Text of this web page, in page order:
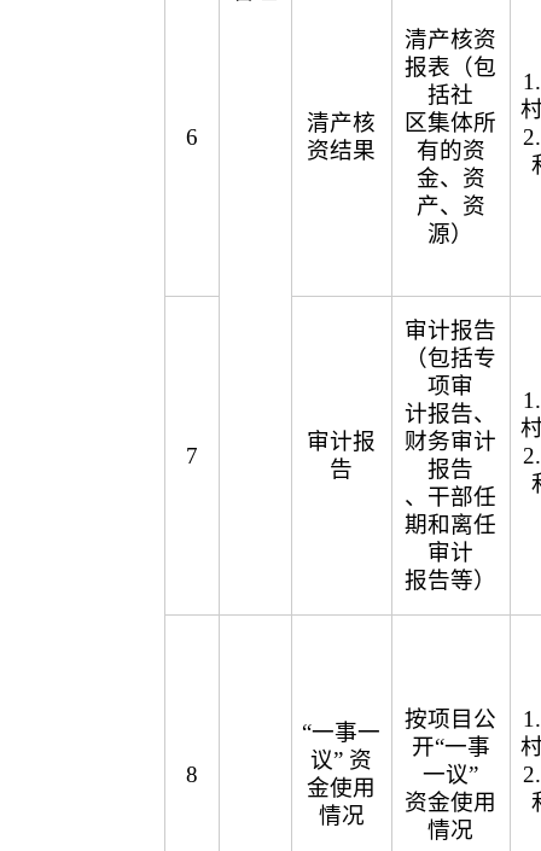
6
清产核
资结果
清产核资
报表（包
括社
区集体所
有的资
金、资
产、资
源）
7
审计报
告
审计报告
（包括专
项审
计报告、
财务审计
报告
、干部任
期和离任
审计
报告等）
8
“一事一
议” 资
金使用
情况
按项目公
开“一事
一议”
资金使用
情况